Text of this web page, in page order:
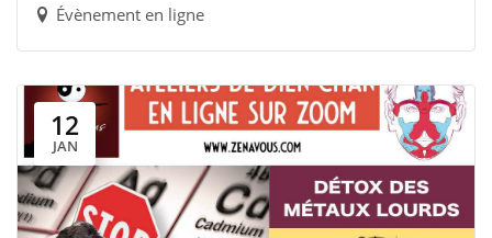
Évènement en ligne
12
JAN